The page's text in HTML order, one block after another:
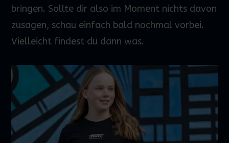
bringen. Sollte dir also im Moment nichts davon
zusagen, schau einfach bald nochmal vorbei.
Vielleicht findest du dann was.